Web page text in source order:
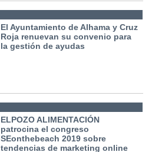
El Ayuntamiento de Alhama y Cruz
Roja renuevan su convenio para
la gestión de ayudas
ELPOZO ALIMENTACIÓN
patrocina el congreso
SEonthebeach 2019 sobre
tendencias de marketing online